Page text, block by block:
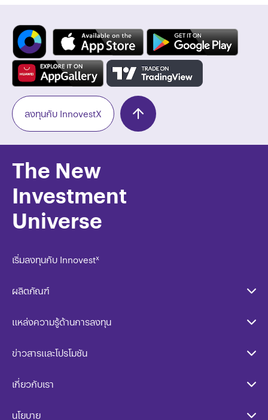
ลงทุนกับ InnovestX
ลงทุนกับ InnovestX
The New
Investment
Universe
เริ่มลงทุนกับ Innovestx
ผลิตภัณฑ์
แหล่งความรู้ด้านการลงทุน
ข่าวสารและโปรโมชัน
เกี่ยวกับเรา
นโยบาย​